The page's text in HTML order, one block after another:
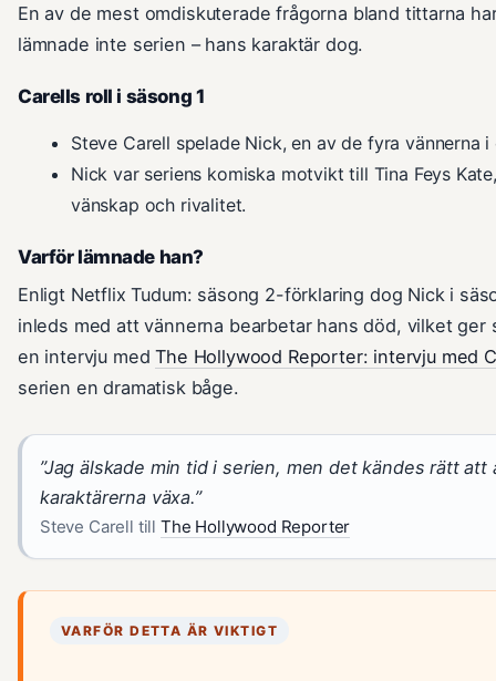
En av de mest omdiskuterade frågorna bland tittarna
lämnade inte serien – hans karaktär dog.
Carells roll i säsong 1
Steve Carell spelade Nick, en av de fyra vännerna
Nick var seriens komiska motvikt till Tina Feys
vänskap och rivalitet.
Varför lämnade han?
Enligt Netflix Tudum: säsong 2-förklaring dog Nick i
inleds med att vännerna bearbetar hans död, vilket
en intervju medThe Hollywood Reporter: intervju med
serien en dramatisk båge.
”Jag älskade min tid i serien, men det kändes rätt
karaktärerna växa.”
Steve Carell till The Hollywood Reporter
VARFÖR DETTA ÄR VIKTIGT